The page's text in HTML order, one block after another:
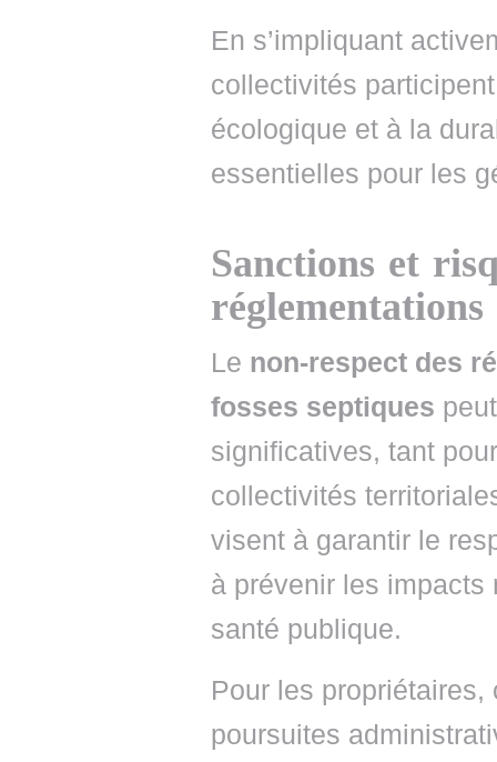
En s’impliquant
collectivités
écologique et à la
essentielles pour les
Sanctions et
réglementations
Le non-respect des
fosses septiques
significatives, tant
collectivités
visent à garantir le
à prévenir les impacts
santé publique.
Pour les propriétaires,
poursuites